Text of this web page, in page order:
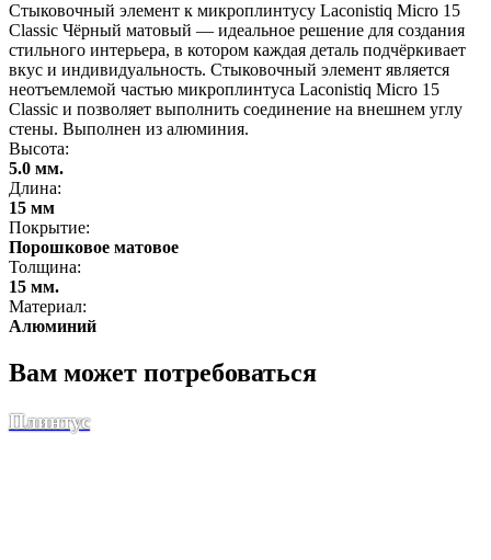
Стыковочный элемент к микроплинтусу Laсonistiq Micro 15
Classic Чёрный матовый — идеальное решение для создания
стильного интерьера, в котором каждая деталь подчёркивает
вкус и индивидуальность. Стыковочный элемент является
неотъемлемой частью микроплинтуса Laсonistiq Micro 15
Classic и позволяет выполнить соединение на внешнем углу
стены. Выполнен из алюминия.
Высота:
5.0 мм.
Длина:
15 мм
Покрытие:
Порошковое матовое
Толщина:
15 мм.
Материал:
Алюминий
Вам может потребоваться
Плинтус